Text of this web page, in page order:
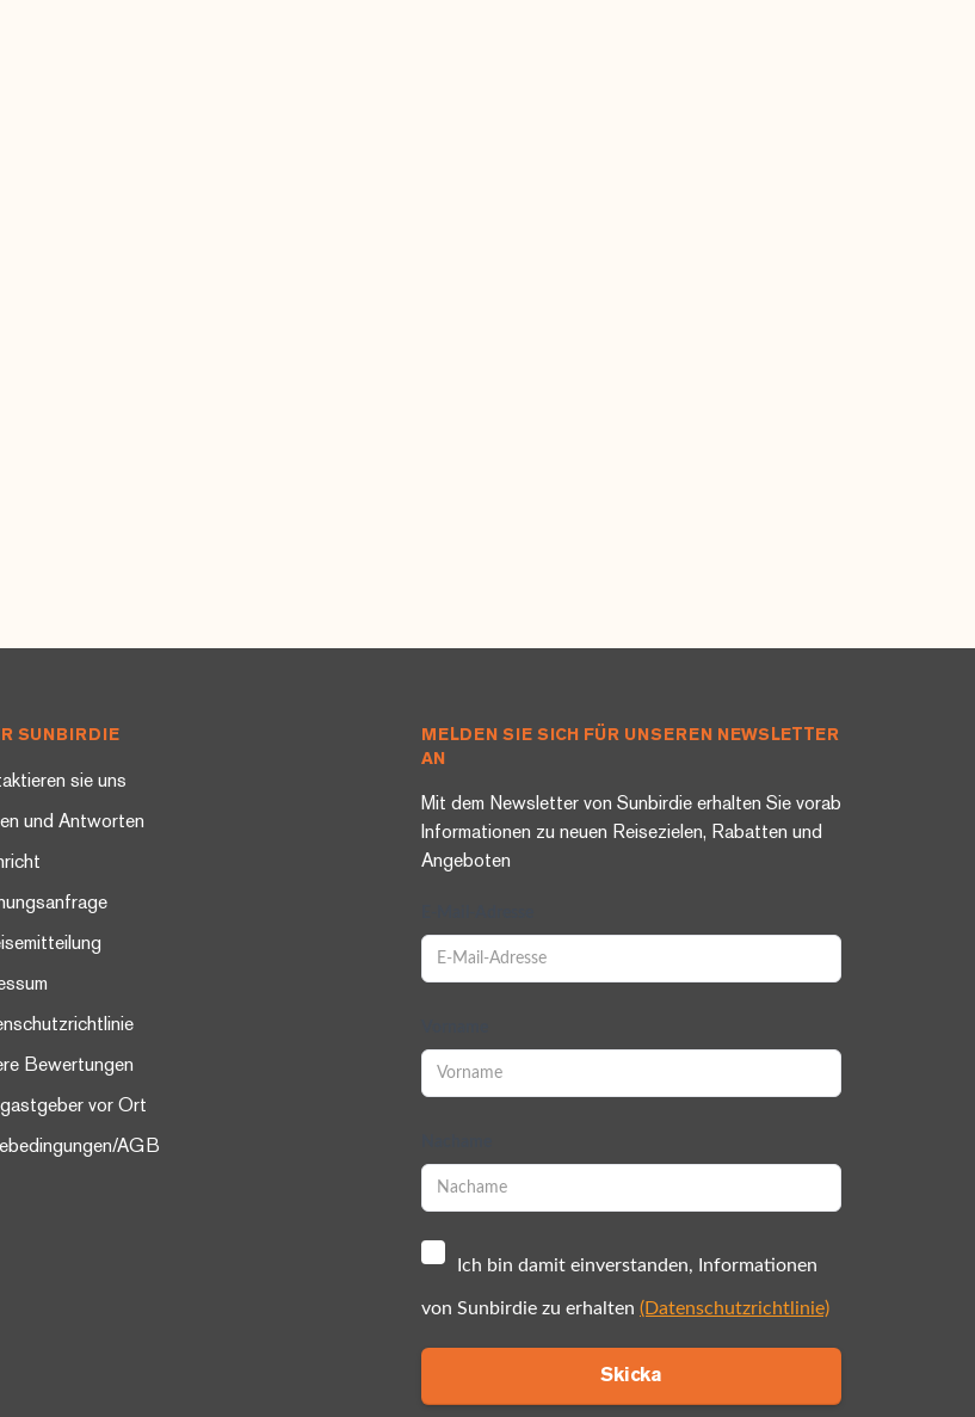
SUNBIRDIE
sie uns
und Antworten
Bewertungen
vor Ort
AGB
MELDEN SIE SICH FÜR UNSEREN NEWSLETTER
AN
Mit dem Newsletter von Sunbirdie erhalten Sie vorab
Informationen zu neuen Reisezielen, Rabatten und
Angeboten
Ich bin damit einverstanden, Informationen
von Sunbirdie zu erhalten (Datenschutzrichtlinie)
Skicka